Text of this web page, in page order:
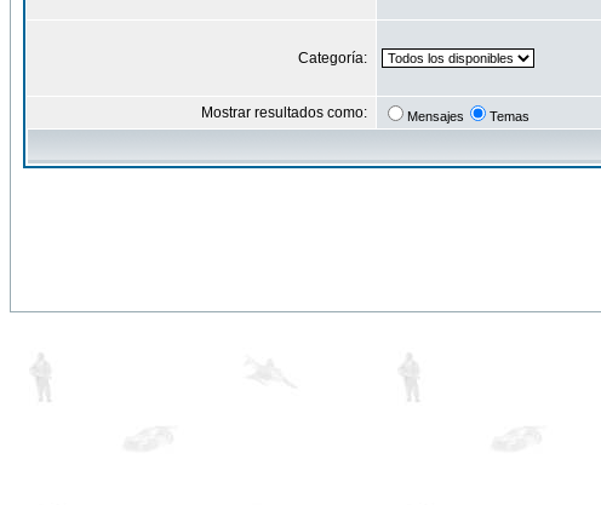
Categoría:
Mostrar resultados como: Mensajes Temas